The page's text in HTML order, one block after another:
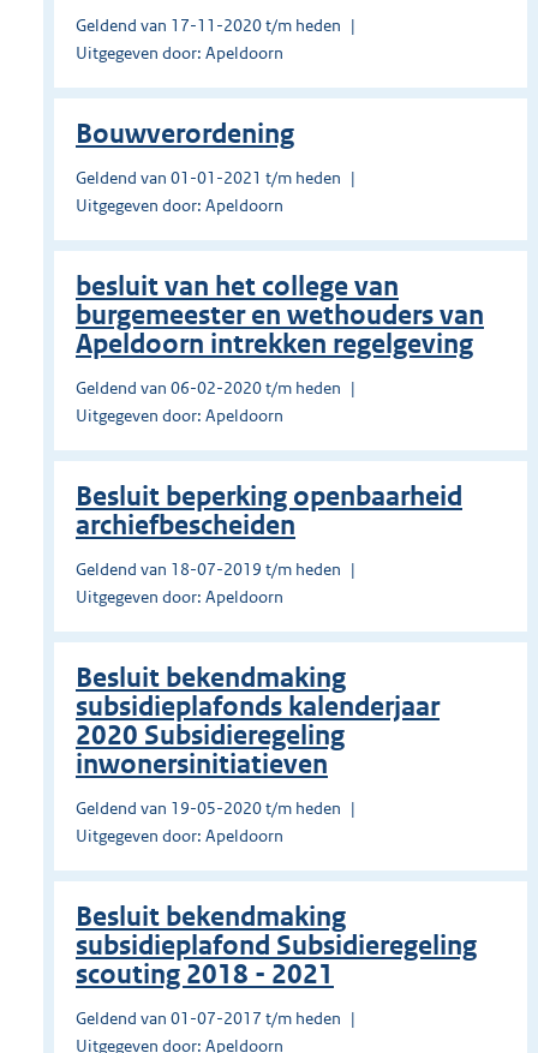
Geldend van 17-11-2020 t/m heden
Uitgegeven door: Apeldoorn
Bouwverordening
Geldend van 01-01-2021 t/m heden
Uitgegeven door: Apeldoorn
besluit van het college van
burgemeester en wethouders van
Apeldoorn intrekken regelgeving
Geldend van 06-02-2020 t/m heden
Uitgegeven door: Apeldoorn
Besluit beperking openbaarheid
archiefbescheiden
Geldend van 18-07-2019 t/m heden
Uitgegeven door: Apeldoorn
Besluit bekendmaking
subsidieplafonds kalenderjaar
2020 Subsidieregeling
inwonersinitiatieven
Geldend van 19-05-2020 t/m heden
Uitgegeven door: Apeldoorn
Besluit bekendmaking
subsidieplafond Subsidieregeling
scouting 2018 - 2021
Geldend van 01-07-2017 t/m heden
Uitgegeven door: Apeldoorn